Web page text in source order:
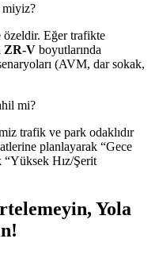
miyiz?
özeldir. Eğer trafikte
ZR-V boyutlarında
(AVM, dar sokak,
mi?
trafik ve park odaklıdır
planlayarak “Gece
“Yüksek Hız/Şerit
Yola